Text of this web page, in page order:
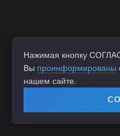
+7
© 2005-2026
Нажимая кнопку
Вы проинформированы
нашем сайте.